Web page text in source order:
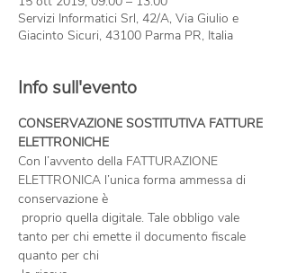
Servizi Informatici Srl, 42/A, Via Giulio e
Giacinto Sicuri, 43100 Parma PR, Italia
Info sull'evento
CONSERVAZIONE SOSTITUTIVA FATTURE
Con l’avvento della FATTURAZIONE
ELETTRONICA l’unica forma ammessa di
conservazione è
tanto per chi emette il documento fiscale
quanto per chi